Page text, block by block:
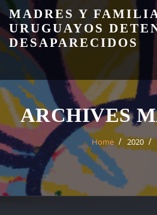
Skip
content
MADRES Y
URUGUAYOS
DESAPARECIDOS
ARCHIVES
Home 2020